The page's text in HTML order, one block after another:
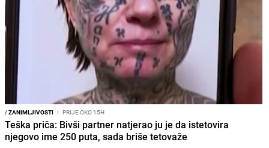
/ZANIMLJIVOSTI I PRIJE OKO 15H
Teška priča: Bivši partner natjerao ju je da istetovira
njegovo ime 250 puta, sada briše tetovaže